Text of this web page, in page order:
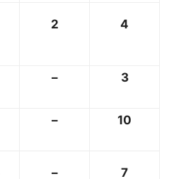
2 4
– 3
– 10
– 7